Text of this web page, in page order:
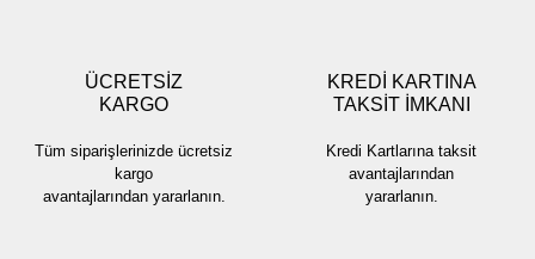
ÜCRETSİZ
KARGO
Tüm siparişlerinizde ücretsiz
kargo
avantajlarından yararlanın.
KREDİ KARTINA
TAKSİT İMKANI
Kredi Kartlarına taksit
avantajlarından
yararlanın.